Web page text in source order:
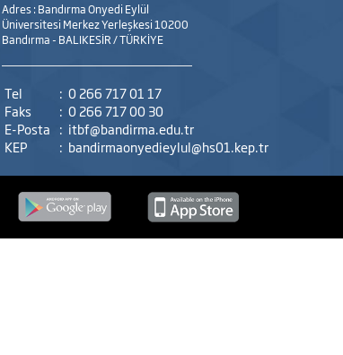
Adres : Bandırma Onyedi Eylül
Üniversitesi Merkez Yerleşkesi 10200
Bandırma - BALIKESİR / TÜRKİYE
Tel : 0 266 717 01 17
Faks
: 0 266 717 00 30
E-Posta : itbf@bandirma.edu.tr
KEP
: bandirmaonyedieylul@hs01.kep.tr